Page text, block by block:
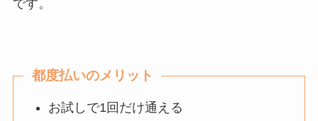
です。
都度払いのメリット
お試しで1回だけ通える